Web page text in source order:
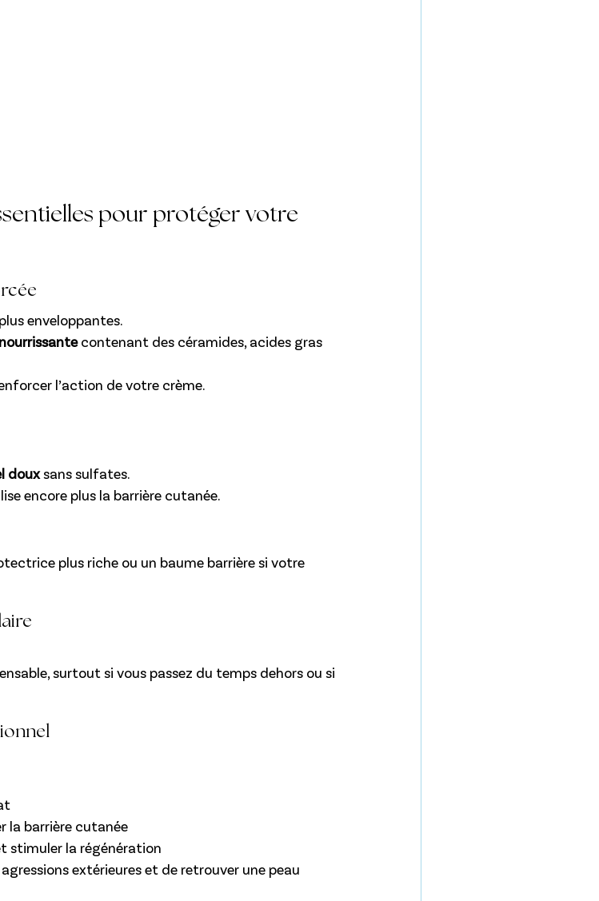
pour protéger votre
enveloppantes.
contenant des céramides, acides gras
l’action de votre crème.
doux sans sulfates.
encore plus la barrière cutanée.
plus riche ou un baume barrière si votre
surtout si vous passez du temps dehors ou si
la barrière cutanée
stimuler la régénération
extérieures et de retrouver une peau